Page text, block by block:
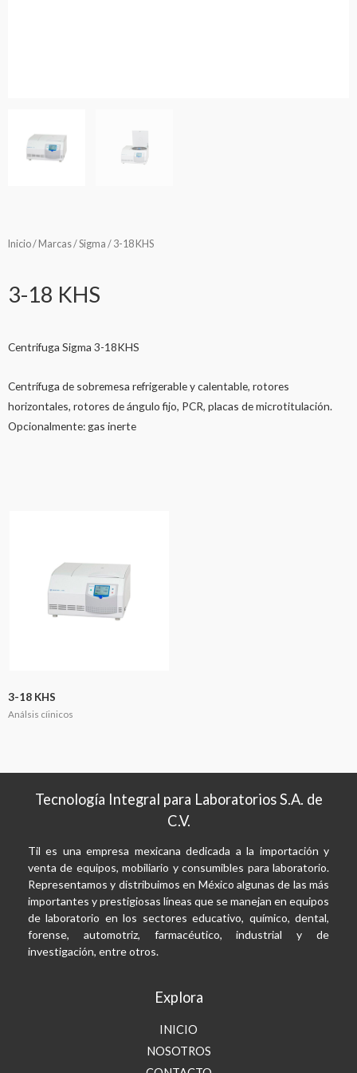
Inicio/ Marcas/Sigma / 3-18 KHS
3-18 KHS
Centrifuga Sigma 3-18KHS
Centrífuga de sobremesa refrigerable y calentable, rotores
horizontales, rotores de ángulo fijo, PCR, placas de microtitulación.
Opcionalmente: gas inerte
3-18 KHS
Análsis cíinicos
Tecnología Integral para Laboratorios S.A. de
C.V.
Til es una empresa mexicana dedicada a la importación y
venta de equipos, mobiliario y consumibles para laboratorio.
Representamos y distribuimos en México algunas de las más
importantes y prestigiosas líneas que se manejan en equipos
de laboratorio en los sectores educativo, químico, dental,
forense, automotriz, farmacéutico, industrial y de
investigación, entre otros.
Explora
INICIO
NOSOTROS